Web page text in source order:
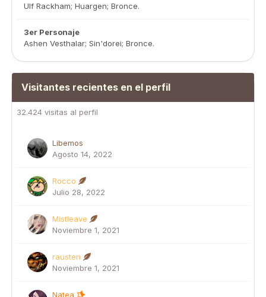
Ulf Rackham; Huargen; Bronce.
3er Personaje
Ashen Vesthalar; Sin'dorei; Bronce.
Visitantes recientes en el perfil
32.424 visitas al perfil
Libemos
Agosto 14, 2022
Rocco
Julio 28, 2022
Mistleave
Noviembre 1, 2021
rausten
Noviembre 1, 2021
Natea